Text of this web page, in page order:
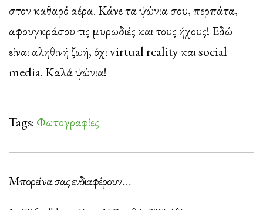
στον καθαρό αέρα. Κάνε τα ψώνια σου, περπάτα,
αφουγκράσου τις μυρωδιές και τους ήχους! Εδώ
είναι αληθινή ζωή, όχι virtual reality και social
media. Καλά ψώνια!
Tags: Φωτογραφίες
Μπορεί να σας ενδιαφέρουν …